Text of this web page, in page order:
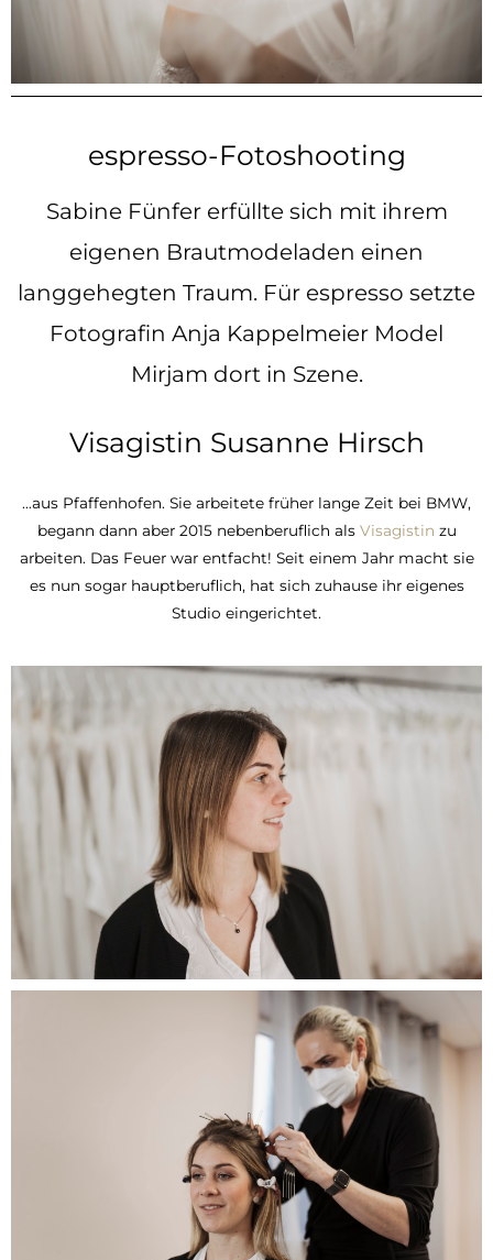
espresso-Fotoshooting
Sabine Fünfer erfüllte sich mit ihrem
eigenen Brautmodeladen einen
langgehegten Traum. Für espresso setzte
Fotografin Anja Kappelmeier Model
Mirjam dort in Szene.
Visagistin Susanne Hirsch
…aus Pfaffenhofen. Sie arbeitete früher lange Zeit bei BMW,
begann dann aber 2015 nebenberuflich als Visagistin zu
arbeiten. Das Feuer war entfacht! Seit einem Jahr macht sie
es nun sogar hauptberuflich, hat sich zuhause ihr eigenes
Studio eingerichtet.